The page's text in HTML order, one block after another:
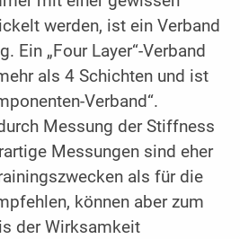
werden, ist ein Verband
Ein „Four Layer“-Verband
als 4 Schichten und ist
Verband“.
Messung der Stiffness
Messungen sind eher
als für die
können aber zum
der Wirksamkeit